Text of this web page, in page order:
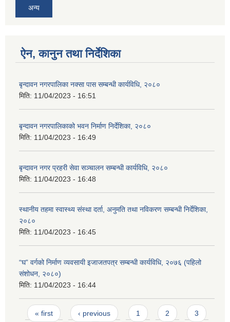
अन्य
ऐन, कानुन तथा निर्देशिका
बृन्दावन नगरपालिका नक्सा पास सम्बन्धी कार्यविधि, २०८०
मिति: 11/04/2023 - 16:51
बृन्दावन नगरपालिकाको भवन निर्माण निर्देशिका, २०८०
मिति: 11/04/2023 - 16:49
बृन्दावन नगर प्रहरी सेवा सञ्चालन सम्बन्धी कार्यविधि, २०८०
मिति: 11/04/2023 - 16:48
स्थानीय तहमा स्वास्थ्य संस्था दर्ता, अनुमति तथा नविकरण सम्बन्धी निर्देशिका,
२०८०
मिति: 11/04/2023 - 16:45
“घ” वर्गको निर्माण व्यवसायी इजाजतपत्र सम्बन्धी कार्यविधि, २०७६ (पहिलो
संशोधन, २०८०)
मिति: 11/04/2023 - 16:44
Pages
« first ‹ previous 1 2 3